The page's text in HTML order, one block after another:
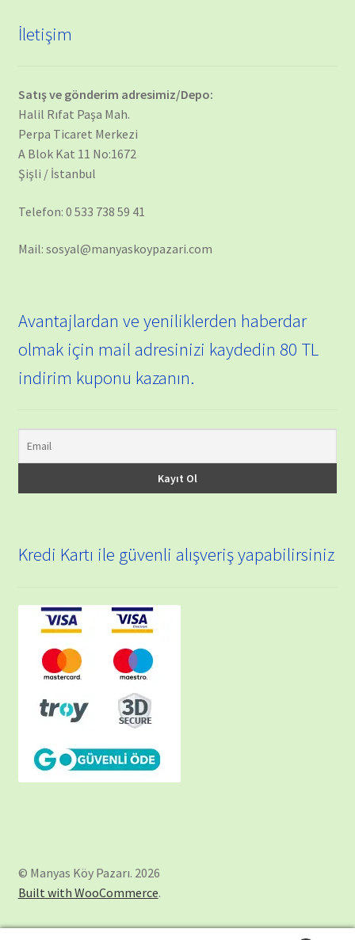
İletişim
Satış ve gönderim adresimiz/Depo:
Halil Rıfat Paşa Mah.
Perpa Ticaret Merkezi
A Blok Kat 11 No:1672
Şişli / İstanbul
Telefon: 0 533 738 59 41
Mail: sosyal@manyaskoypazari.com
Avantajlardan ve yeniliklerden haberdar
olmak için mail adresinizi kaydedin 80 TL
indirim kuponu kazanın.
Kredi Kartı ile güvenli alışveriş yapabilirsiniz
© Manyas Köy Pazarı. 2026
Built with WooCommerce.